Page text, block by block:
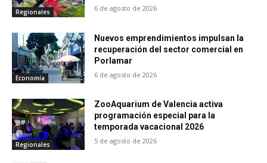
Regionales 6 de agosto de 2026
Economía
Nuevos emprendimientos impulsan la
recuperación del sector comercial en
Porlamar
6 de agosto de 2026
Regionales
ZooAquarium de Valencia activa
programación especial para la
temporada vacacional 2026
5 de agosto de 2026